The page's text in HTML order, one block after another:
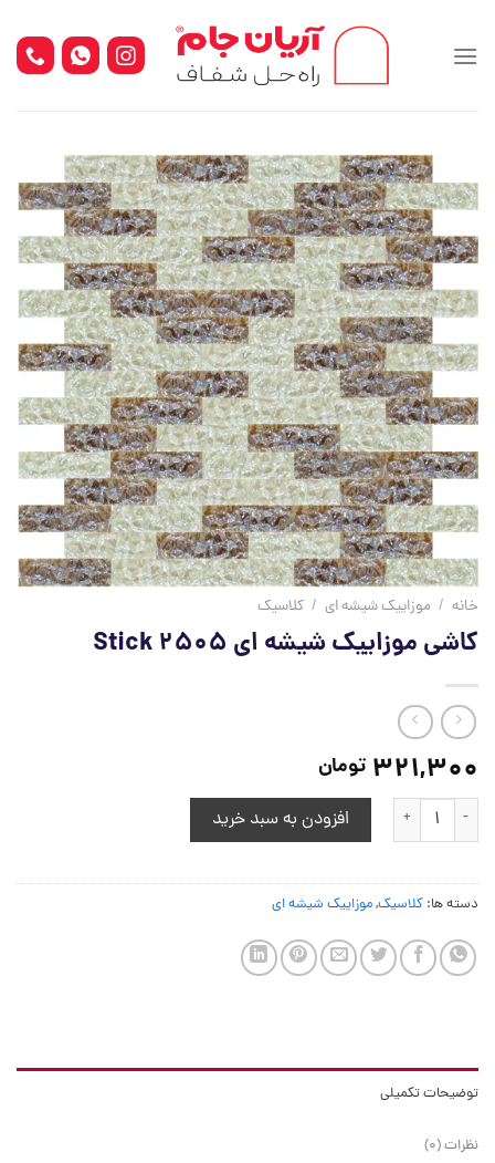
content
خانه / موزاییک شیشه ای / کلاسیک
کاشی موزاییک شیشه ای Stick 2505
321,300 تومان
کاشی موزاییک شیشه ای Stick 2505 عددافزودن به سبد خرید
دسته ها: کلاسیک,موزاییک شیشه ای
توضیحات تکمیلی
نظرات (0)